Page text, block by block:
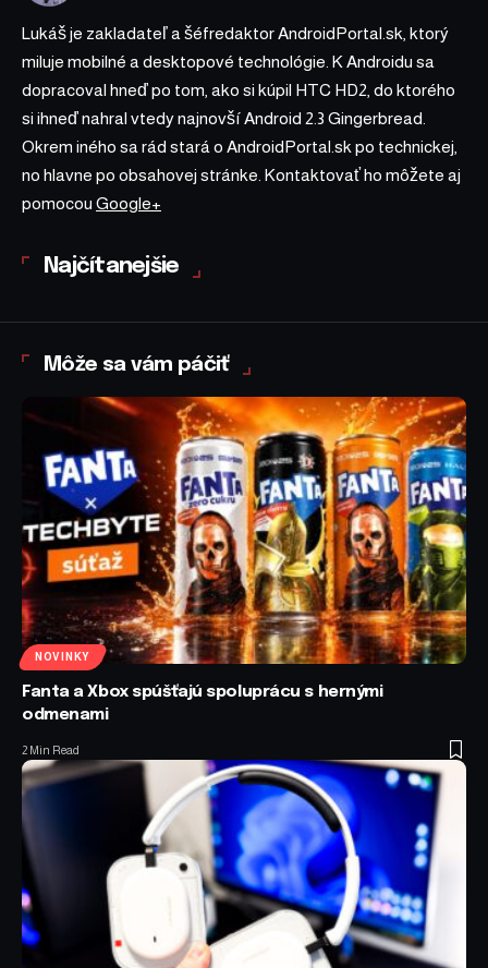
Lukáš je zakladateľ a šéfredaktor AndroidPortal.sk, ktorý
miluje mobilné a desktopové technológie. K Androidu sa
dopracoval hneď po tom, ako si kúpil HTC HD2, do ktorého
si ihneď nahral vtedy najnovší Android 2.3 Gingerbread.
Okrem iného sa rád stará o AndroidPortal.sk po technickej,
no hlavne po obsahovej stránke. Kontaktovať ho môžete aj
pomocou Google+
Najčítanejšie
Môže sa vám páčiť
NOVINKY
Fanta a Xbox spúšťajú spoluprácu s hernými
odmenami
2 Min Read